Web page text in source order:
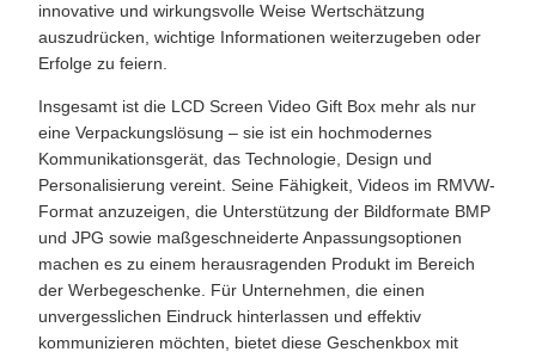
innovative und wirkungsvolle Weise Wertschätzung
auszudrücken, wichtige Informationen weiterzugeben oder
Erfolge zu feiern.
Insgesamt ist die LCD Screen Video Gift Box mehr als nur
eine Verpackungslösung – sie ist ein hochmodernes
Kommunikationsgerät, das Technologie, Design und
Personalisierung vereint. Seine Fähigkeit, Videos im RMVW-
Format anzuzeigen, die Unterstützung der Bildformate BMP
und JPG sowie maßgeschneiderte Anpassungsoptionen
machen es zu einem herausragenden Produkt im Bereich
der Werbegeschenke. Für Unternehmen, die einen
unvergesslichen Eindruck hinterlassen und effektiv
kommunizieren möchten, bietet diese Geschenkbox mit